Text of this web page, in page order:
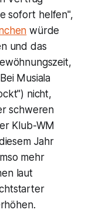
sofort helfen",
würde
und das
Musiala
nicht,
schweren
Klub-WM
Jahr
mehr
laut